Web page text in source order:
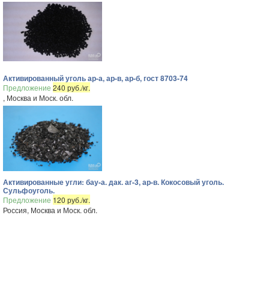
Активированный уголь ар-а, ар-в, ар-б, гост 8703-74
Предложение 240 руб./кг.
, Москва и Моск. обл.
Активированные угли: бау-а. дак. аг-3, ар-в. Кокосовый уголь.
Сульфоуголь.
Предложение 120 руб./кг.
Россия, Москва и Моск. обл.